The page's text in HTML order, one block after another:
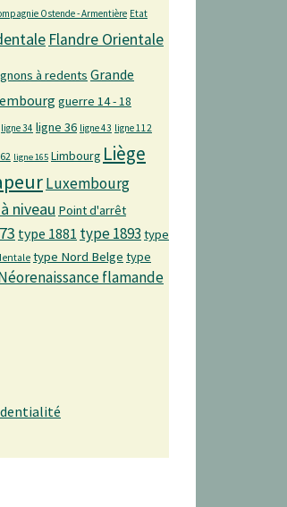
Ostende - Armentière Etat
Flandre Orientale
à redents Grande
guerre 14 - 18
ligne 34 ligne 36 ligne 43 ligne 112
ligne 165 Limbourg Liège
Luxembourg
niveau Point d'arrêt
type 1881 type 1893 type
type Nord Belge type
flamande